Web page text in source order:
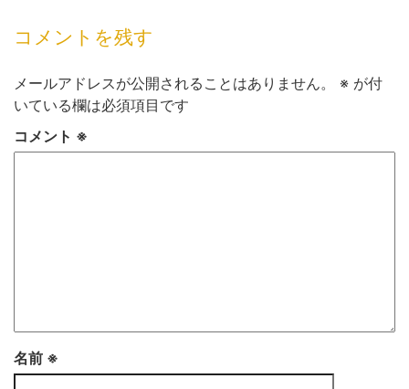
コメントを残す
メールアドレスが公開されることはありません。 ※ が付
いている欄は必須項目です
コメント ※
名前 ※